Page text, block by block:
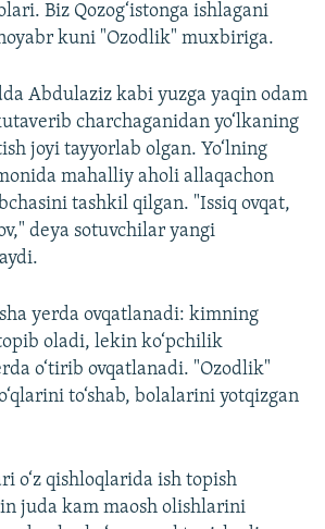
Biz Qozog‘istonga ishlagani
kuni "Ozodlik" muxbiriga.
Abdulaziz kabi yuzga yaqin odam
charchaganidan yo‘lkaning
joyi tayyorlab olgan. Yo‘lning
mahalliy aholi allaqachon
tashkil qilgan. "Issiq ovqat,
deya sotuvchilar yangi
yerda ovqatlanadi: kimning
oladi, lekin ko‘pchilik
o‘tirib ovqatlanadi. "Ozodlik"
to‘shab, bolalarini yotqizgan
o‘z qishloqlarida ish topish
juda kam maosh olishlarini